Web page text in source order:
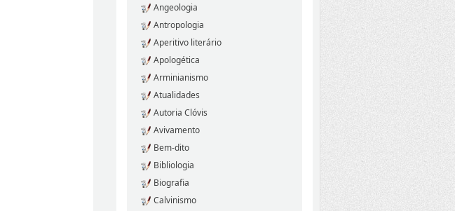
Angeologia
Antropologia
Aperitivo literário
Apologética
Arminianismo
Atualidades
Autoria Clóvis
Avivamento
Bem-dito
Bibliologia
Biografia
Calvinismo